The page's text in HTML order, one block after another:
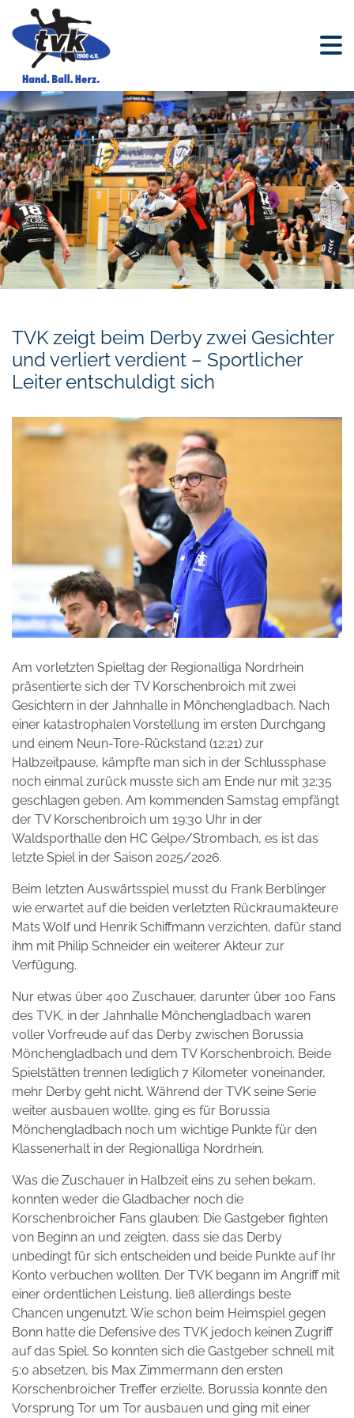
TVK zeigt beim Derby zwei Gesichter
und verliert verdient – Sportlicher
Leiter entschuldigt sich
Am vorletzten Spieltag der Regionalliga Nordrhein
präsentierte sich der TV Korschenbroich mit zwei
Gesichtern in der Jahnhalle in Mönchengladbach. Nach
einer katastrophalen Vorstellung im ersten Durchgang
und einem Neun-Tore-Rückstand (12:21) zur
Halbzeitpause, kämpfte man sich in der Schlussphase
noch einmal zurück musste sich am Ende nur mit 32:35
geschlagen geben. Am kommenden Samstag empfängt
der TV Korschenbroich um 19:30 Uhr in der
Waldsporthalle den HC Gelpe/Strombach, es ist das
letzte Spiel in der Saison 2025/2026.
Beim letzten Auswärtsspiel musst du Frank Berblinger
wie erwartet auf die beiden verletzten Rückraumakteure
Mats Wolf und Henrik Schiffmann verzichten, dafür stand
ihm mit Philip Schneider ein weiterer Akteur zur
Verfügung.
Nur etwas über 400 Zuschauer, darunter über 100 Fans
des TVK, in der Jahnhalle Mönchengladbach waren
voller Vorfreude auf das Derby zwischen Borussia
Mönchengladbach und dem TV Korschenbroich. Beide
Spielstätten trennen lediglich 7 Kilometer voneinander,
mehr Derby geht nicht. Während der TVK seine Serie
weiter ausbauen wollte, ging es für Borussia
Mönchengladbach noch um wichtige Punkte für den
Klassenerhalt in der Regionalliga Nordrhein.
Was die Zuschauer in Halbzeit eins zu sehen bekam,
konnten weder die Gladbacher noch die
Korschenbroicher Fans glauben: Die Gastgeber fighten
von Beginn an und zeigten, dass sie das Derby
unbedingt für sich entscheiden und beide Punkte auf Ihr
Konto verbuchen wollten. Der TVK begann im Angriff mit
einer ordentlichen Leistung, ließ allerdings beste
Chancen ungenutzt. Wie schon beim Heimspiel gegen
Bonn hatte die Defensive des TVK jedoch keinen Zugriff
auf das Spiel. So konnten sich die Gastgeber schnell mit
5:0 absetzen, bis Max Zimmermann den ersten
Korschenbroicher Treffer erzielte. Borussia konnte den
Vorsprung Tor um Tor ausbauen und ging mit einer